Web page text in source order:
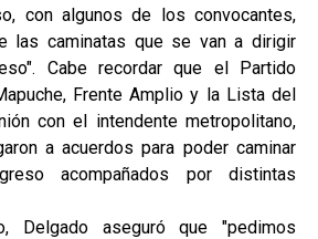
con algunos de los convocantes,
las caminatas que se van a dirigir
Cabe recordar que el Partido
Frente Amplio y la Lista del
con el intendente metropolitano,
a acuerdos para poder caminar
acompañados por distintas
Delgado aseguró que "pedimos